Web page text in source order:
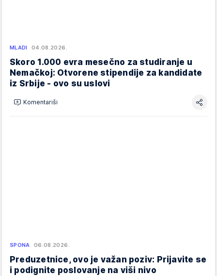
MLADI 04.08.2026.
Skoro 1.000 evra mesečno za studiranje u
Nemačkoj: Otvorene stipendije za kandidate
iz Srbije - ovo su uslovi
Komentariši
SPONA 06.08.2026.
Preduzetnice, ovo je važan poziv: Prijavite se
i podignite poslovanje na viši nivo